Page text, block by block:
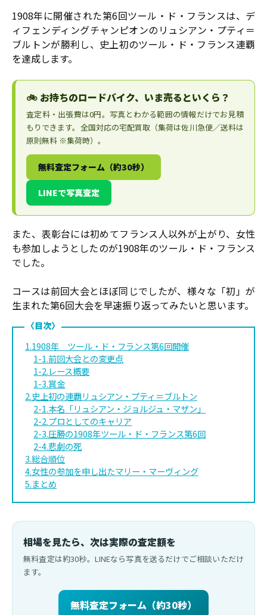
1908年に開催された第6回ツール・ド・フランスは、デ
ィフェンディングチャンピオンのリュシアン・プティ＝
ブルトンが勝利し、史上初のツール・ド・フランス連覇
を達成します。
🚲 お持ちのロードバイク、いま売るといくら？
査定料・出張費は0円。写真とわかる範囲の情報だけでお見積
もりできます。全国対応の宅配買取（集荷は佐川急便／送料は
原則無料 ※集荷時）。
無料査定フォーム（約30秒）
LINEで写真査定
また、表彰台には初めてフランス人以外が上がり、女性
も参加しようとしたのが1908年のツール・ド・フランス
でした。
コースは前回大会とほぼ同じでしたが、様々な「初」が
生まれた第6回大会を早速振り返ってみたいと思います。
1.1908年 ツール・ド・フランス第6回開催
1-1.前回大会との変更点
1-2.レース概要
1-3.賞金
2.史上初の連覇リュシアン・プティ＝ブルトン
2-1.本名「リュシアン・ジョルジュ・マザン」
2-2.プロとしてのキャリア
2-3.圧勝の1908年ツール・ド・フランス第6回
2-4.悲劇の死
3.総合順位
4.女性の参加を申し出たマリー・マーヴィング
5.まとめ
相場を見たら、次は実際の査定額を
無料査定は約30秒。LINEなら写真を送るだけでご相談いただけ
ます。
無料査定フォーム（約30秒）